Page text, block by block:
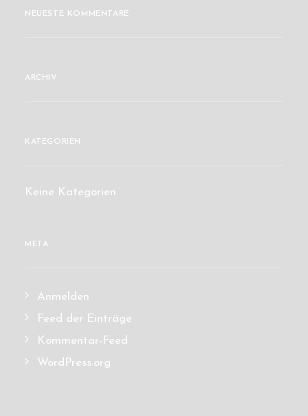
NEUESTE KOMMENTARE
ARCHIV
KATEGORIEN
Keine Kategorien
META
Anmelden
Feed der Einträge
Kommentar-Feed
WordPress.org